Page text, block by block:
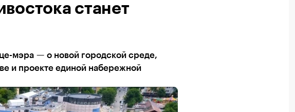
станет
мэра — о новой городской среде,
и проекте единой набережной